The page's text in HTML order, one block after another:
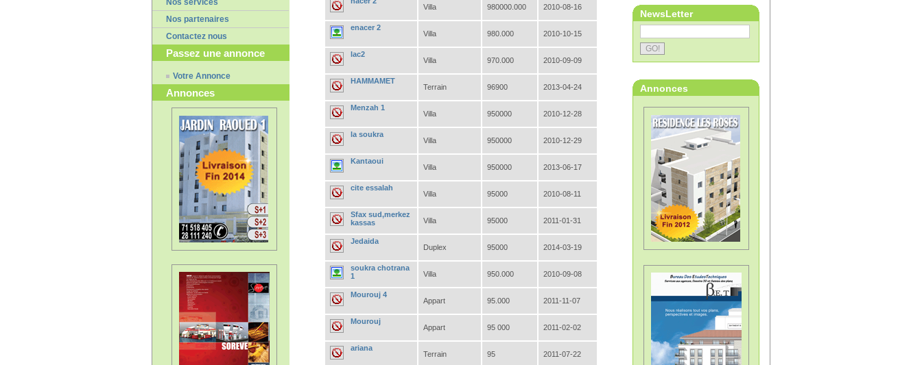
Nos services
Nos partenaires
Contactez nous
Passez une annonce
Votre Annonce
Annonces
Villa 980000.000 2010-08-16
enacer 2
Villa 980.000 2010-10-15
lac2
Villa 970.000 2010-09-09
HAMMAMET
Terrain 96900 2013-04-24
Menzah 1
Villa 950000 2010-12-28
la soukra
Villa 950000 2010-12-29
Kantaoui
Villa 950000 2013-06-17
cite essalah
Villa 95000 2010-08-11
Sfax sud,merkez
kassas
Villa 95000 2011-01-31
Jedaida
Duplex 95000 2014-03-19
soukra chotrana
1
Villa 950.000 2010-09-08
Mourouj 4
Appart 95.000 2011-11-07
Mourouj
Appart 95 000 2011-02-02
ariana
Terrain 95 2011-07-22
NewsLetter
Annonces